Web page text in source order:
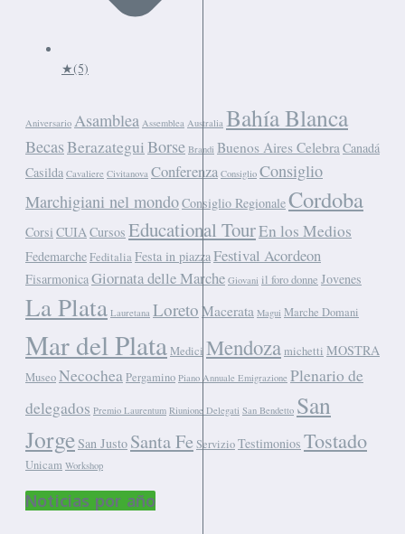
★(5)
Aniversario Asamblea Assemblea Australia Bahía Blanca
BecasBerazateguiBorse Brandi Buenos Aires Celebra Canadá
Casilda Cavaliere Civitanova Conferenza Consiglio Consiglio
Marchigiani nel mondoConsiglio RegionaleCordoba
Corsi CUIA Cursos Educational TourEn los Medios
FedemarcheFeditaliaFesta in piazzaFestival Acordeon
FisarmonicaGiornata delle Marche Giovani il foro donne Jovenes
La Plata Lauretana Loreto Macerata Magui Marche Domani
Mar del PlataMedici Mendozamichetti MOSTRA
MuseoNecocheaPergamino Piano Annuale Emigrazione Plenario de
delegados Premio Laurentum Riunione Delegati San Bendetto San
JorgeSan Justo Santa FeServizioTestimonios Tostado
Unicam Workshop
Noticias por año